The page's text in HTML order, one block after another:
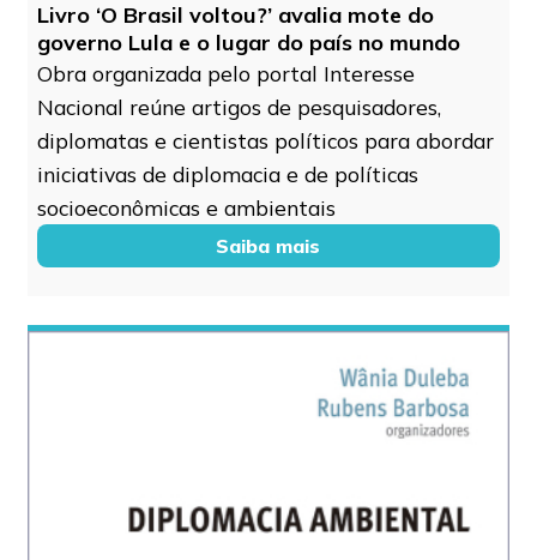
Livro ‘O Brasil voltou?’ avalia mote do
governo Lula e o lugar do país no mundo
Obra organizada pelo portal Interesse
Nacional reúne artigos de pesquisadores,
diplomatas e cientistas políticos para abordar
iniciativas de diplomacia e de políticas
socioeconômicas e ambientais
Saiba mais